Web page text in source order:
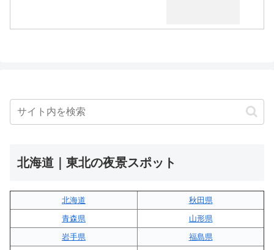
北海道｜東北の夜景スポット
北海道
秋田県
青森県
山形県
岩手県
福島県